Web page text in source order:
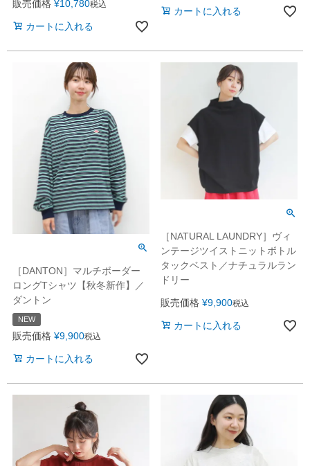
販売価格 ¥10,780税込
カートに入れる
カートに入れる
［DANTON］マルチボーダー
ロングTシャツ【秋冬新作】／
ダントン
NEW
販売価格 ¥9,900税込
カートに入れる
［NATURAL LAUNDRY］ヴィ
ンテージツイストニットボトル
タックベスト／ナチュラルラン
ドリー
販売価格 ¥9,900税込
カートに入れる